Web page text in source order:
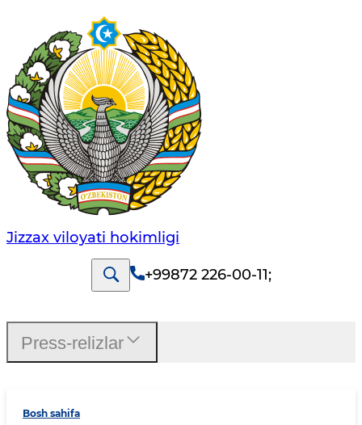
Jizzах vilоyati hоkimligi
+99872 226-00-11;
Bosh sahifa
Press-relizlar